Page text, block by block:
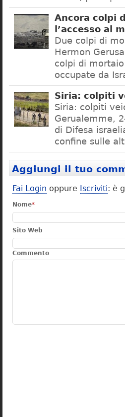
Ancora colpi
l’accesso al
Due colpi di
Hermon
colpi di
occupate da
Siria: colpiti
Siria: colpiti
Gerualemme,
di Difesa
confine sulle
Aggiungi il tuo
Fai Login oppure Iscriviti: è
Nome*
Sito Web
Commento